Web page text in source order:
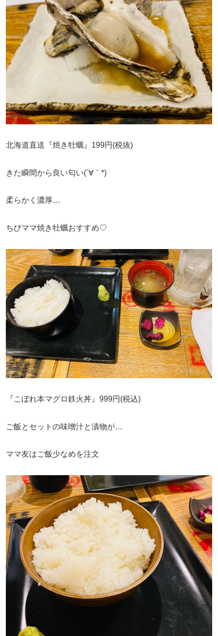
北海道直送『焼き牡蠣』199円(税抜)
きた瞬間から良い匂い(´∀｀*)
柔らかく濃厚…
ちびママ焼き牡蠣おすすめ♡
『こぼれ本マグロ鉄火丼』999円(税込)
ご飯とセットの味噌汁と漬物が…
ママ友はご飯少なめを注文